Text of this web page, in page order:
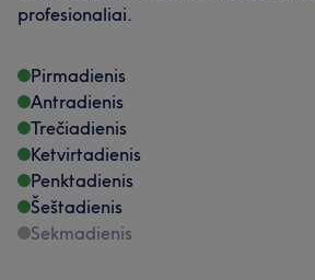
profesionaliai.
Pirmadienis
Antradienis
Trečiadienis
Ketvirtadienis
Penktadienis
Šeštadienis
Sekmadienis